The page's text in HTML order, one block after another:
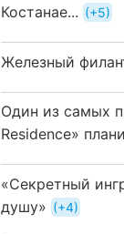
Костанае...
+5
Железный
Один из самых
Residence»
«Секретный
душу»
+4